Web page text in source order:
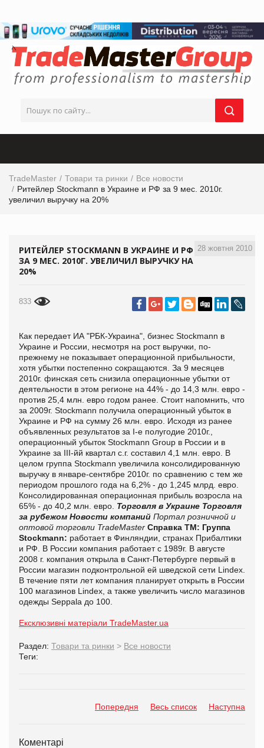
TradeMaster Товари та ринки
Все новости
Ритейлер Stockmann в Украине и РФ за 9 мес. 2010г.
увеличил выручку на 20%
28 жовтня 2010
РИТЕЙЛЕР STOCKMANN В УКРАИНЕ И РФ
ЗА 9 МЕС. 2010Г. УВЕЛИЧИЛ ВЫРУЧКУ НА
20%
833
Как передает ИА "РБК-Украина", бизнес Stockmann в
Украине и России, несмотря на рост выручки, по-
прежнему не показывает операционной прибыльности,
хотя убытки постепенно сокращаются. За 9 месяцев
2010г. финская сеть снизила операционные убытки от
деятельности в этом регионе на 44% - до 14,3 млн. евро -
против 25,4 млн. евро годом ранее. Стоит напомнить, что
за 2009г. Stockmann получила операционный убыток в
Украине и РФ на сумму 26 млн. евро. Исходя из ранее
объявленных результатов за I-е полугодие 2010г.,
операционный убыток Stockmann Group в России и в
Украине за III-йй квартал с.г. составил 4,1 млн. евро. В
целом группа Stockmann увеличила консолидированную
выручку в январе-сентябре 2010г. по сравнению с тем же
периодом прошлого года на 6,2% - до 1,245 млрд. евро.
Консолидированная операционная прибыль возросла на
65% - до 40,2 млн. евро. Торговля в Украине Торговля
за рубежом Новости компаний Портал розничной и
оптовой торговли TradeMaster Справка ТМ: Группа
Stockmann: работает в Финляндии, странах Прибалтики
и РФ. В России компания работает с 1989г. В августе
2008 г. компания открыла в Санкт-Петербурге первый в
России магазин подконтрольной ей шведской сети Lindex.
В течение пяти лет компания планирует открыть в России
100 магазинов Lindex, а также увеличить число магазинов
одежды Seppala до 100.
Ексклюзивні матеріали TradeMaster.ua
Раздел: Товари та ринки > Все новости
Теги:
Попередня Весь список Наступна
Коментарі